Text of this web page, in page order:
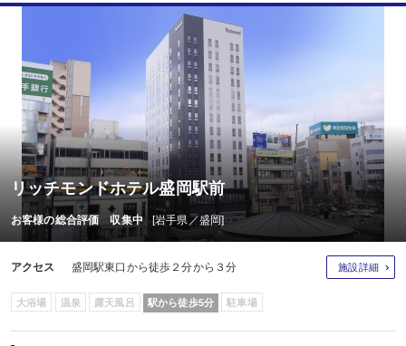
リッチモンドホテル盛岡駅前
お客様の総合評価 収集中 [岩手県／盛岡]
アクセス 盛岡駅東口から徒歩２分から３分 施設詳細
大浴場 温泉 露天風呂 駅から徒歩5分 駐車場